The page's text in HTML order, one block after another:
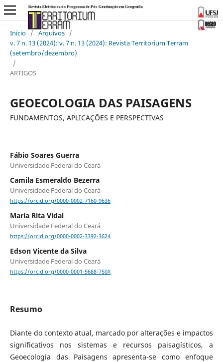
Início / Arquivos /
v. 7 n. 13 (2024): v. 7 n. 13 (2024): Revista Territorium Terram
(setembro/dezembro)
/
ARTIGOS
GEOECOLOGIA DAS PAISAGENS
FUNDAMENTOS, APLICAÇÕES E PERSPECTIVAS
Fábio Soares Guerra
Universidade Federal do Ceará
Camila Esmeraldo Bezerra
Universidade Federal do Ceará
https://orcid.org/0000-0002-7160-9636
Maria Rita Vidal
Universidade Federal do Ceará
https://orcid.org/0000-0002-3392-3624
Edson Vicente da Silva
Universidade Federal do Ceará
https://orcid.org/0000-0001-5688-750X
Resumo
Diante do contexto atual, marcado por alterações e impactos
significativos nos sistemas e recursos paisagísticos, a
Geoecologia das Paisagens apresenta-se como enfoque